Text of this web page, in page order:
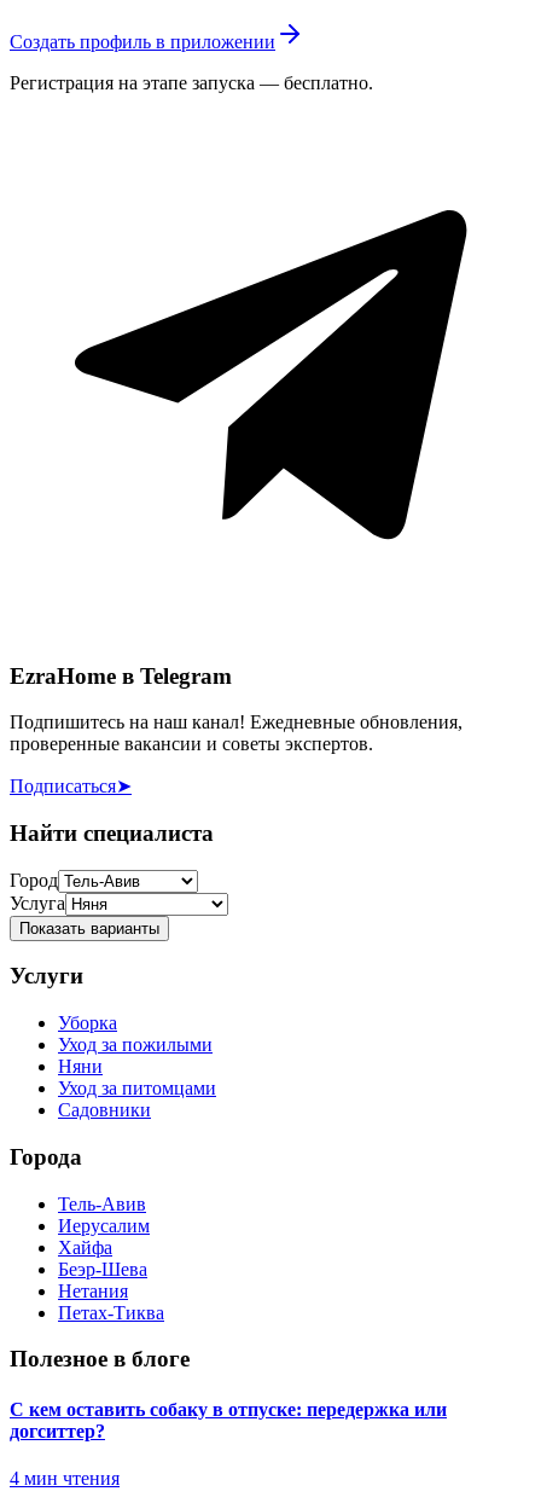
Создать профиль в приложении
Регистрация на этапе запуска — бесплатно.
EzraHome в Telegram
Подпишитесь на наш канал! Ежедневные обновления,
проверенные вакансии и советы экспертов.
Подписаться➤
Найти специалиста
Город
Услуга
Показать варианты
Услуги
Уборка
Уход за пожилыми
Няни
Уход за питомцами
Садовники
Города
Тель-Авив
Иерусалим
Хайфа
Беэр-Шева
Нетания
Петах-Тиква
Полезное в блоге
С кем оставить собаку в отпуске: передержка или
догситтер?
4 мин чтения